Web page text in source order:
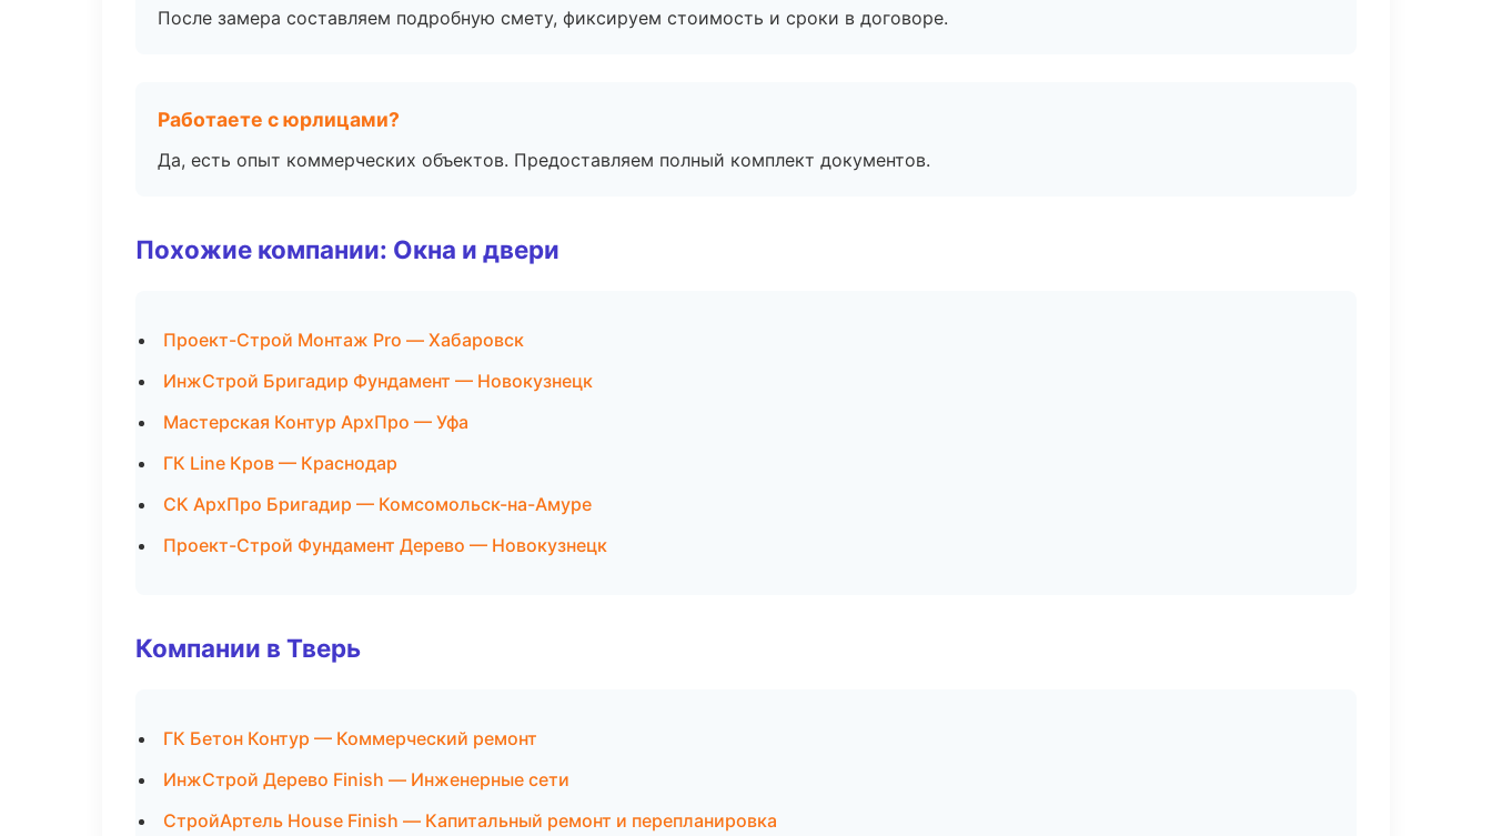
После замера составляем подробную смету, фиксируем стоимость и сроки в договоре.
Работаете с юрлицами?
Да, есть опыт коммерческих объектов. Предоставляем полный комплект документов.
Похожие компании: Окна и двери
Проект-Строй Монтаж Pro — Хабаровск
ИнжСтрой Бригадир Фундамент — Новокузнецк
Мастерская Контур АрхПро — Уфа
ГК Line Кров — Краснодар
СК АрхПро Бригадир — Комсомольск-на-Амуре
Проект-Строй Фундамент Дерево — Новокузнецк
Компании в Тверь
ГК Бетон Контур — Коммерческий ремонт
ИнжСтрой Дерево Finish — Инженерные сети
СтройАртель House Finish — Капитальный ремонт и перепланировка